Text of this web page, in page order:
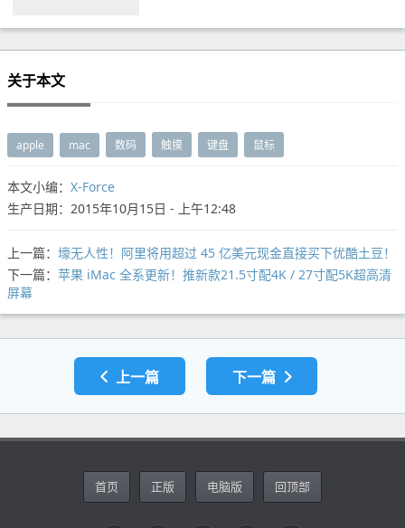
关于本文
apple mac 数码 触摸 键盘 鼠标
本文小编： X-Force
生产日期：2015年10月15日 - 上午12:48
上一篇： 壕无人性！阿里将用超过 45 亿美元现金直接买下优酷土豆！
下一篇： 苹果 iMac 全系更新！推新款21.5寸配4K / 27寸配5K超高清
屏幕
上一篇 下一篇
首页 正版 电脑版 回顶部